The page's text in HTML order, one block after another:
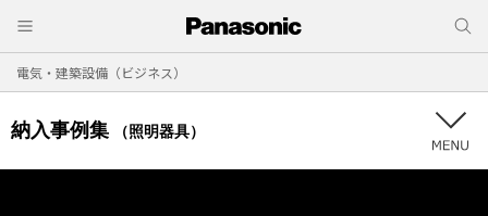
電気・建築設備（ビジネス）
納入事例集 （照明器具）